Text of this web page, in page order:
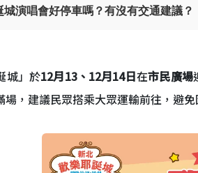
城演唱會好停車嗎？有沒有交通建議？
城」於12月13、12月14日在市民廣場
，建議民眾搭乘大眾運輸前往，避免